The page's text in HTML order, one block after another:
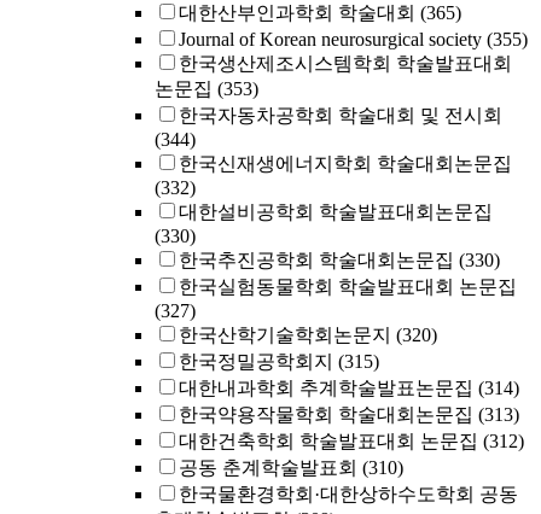
대한산부인과학회 학술대회 (365)
Journal of Korean neurosurgical society (355)
한국생산제조시스템학회 학술발표대회
논문집 (353)
한국자동차공학회 학술대회 및 전시회
(344)
한국신재생에너지학회 학술대회논문집
(332)
대한설비공학회 학술발표대회논문집
(330)
한국추진공학회 학술대회논문집 (330)
한국실험동물학회 학술발표대회 논문집
(327)
한국산학기술학회논문지 (320)
한국정밀공학회지 (315)
대한내과학회 추계학술발표논문집 (314)
한국약용작물학회 학술대회논문집 (313)
대한건축학회 학술발표대회 논문집 (312)
공동 춘계학술발표회 (310)
한국물환경학회·대한상하수도학회 공동